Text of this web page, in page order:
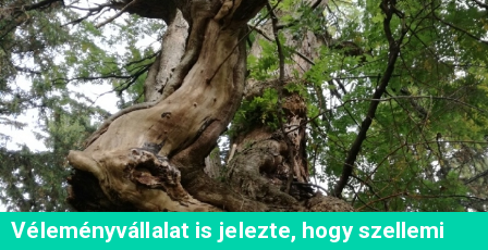
Véleményvállalat is jelezte, hogy szellemi